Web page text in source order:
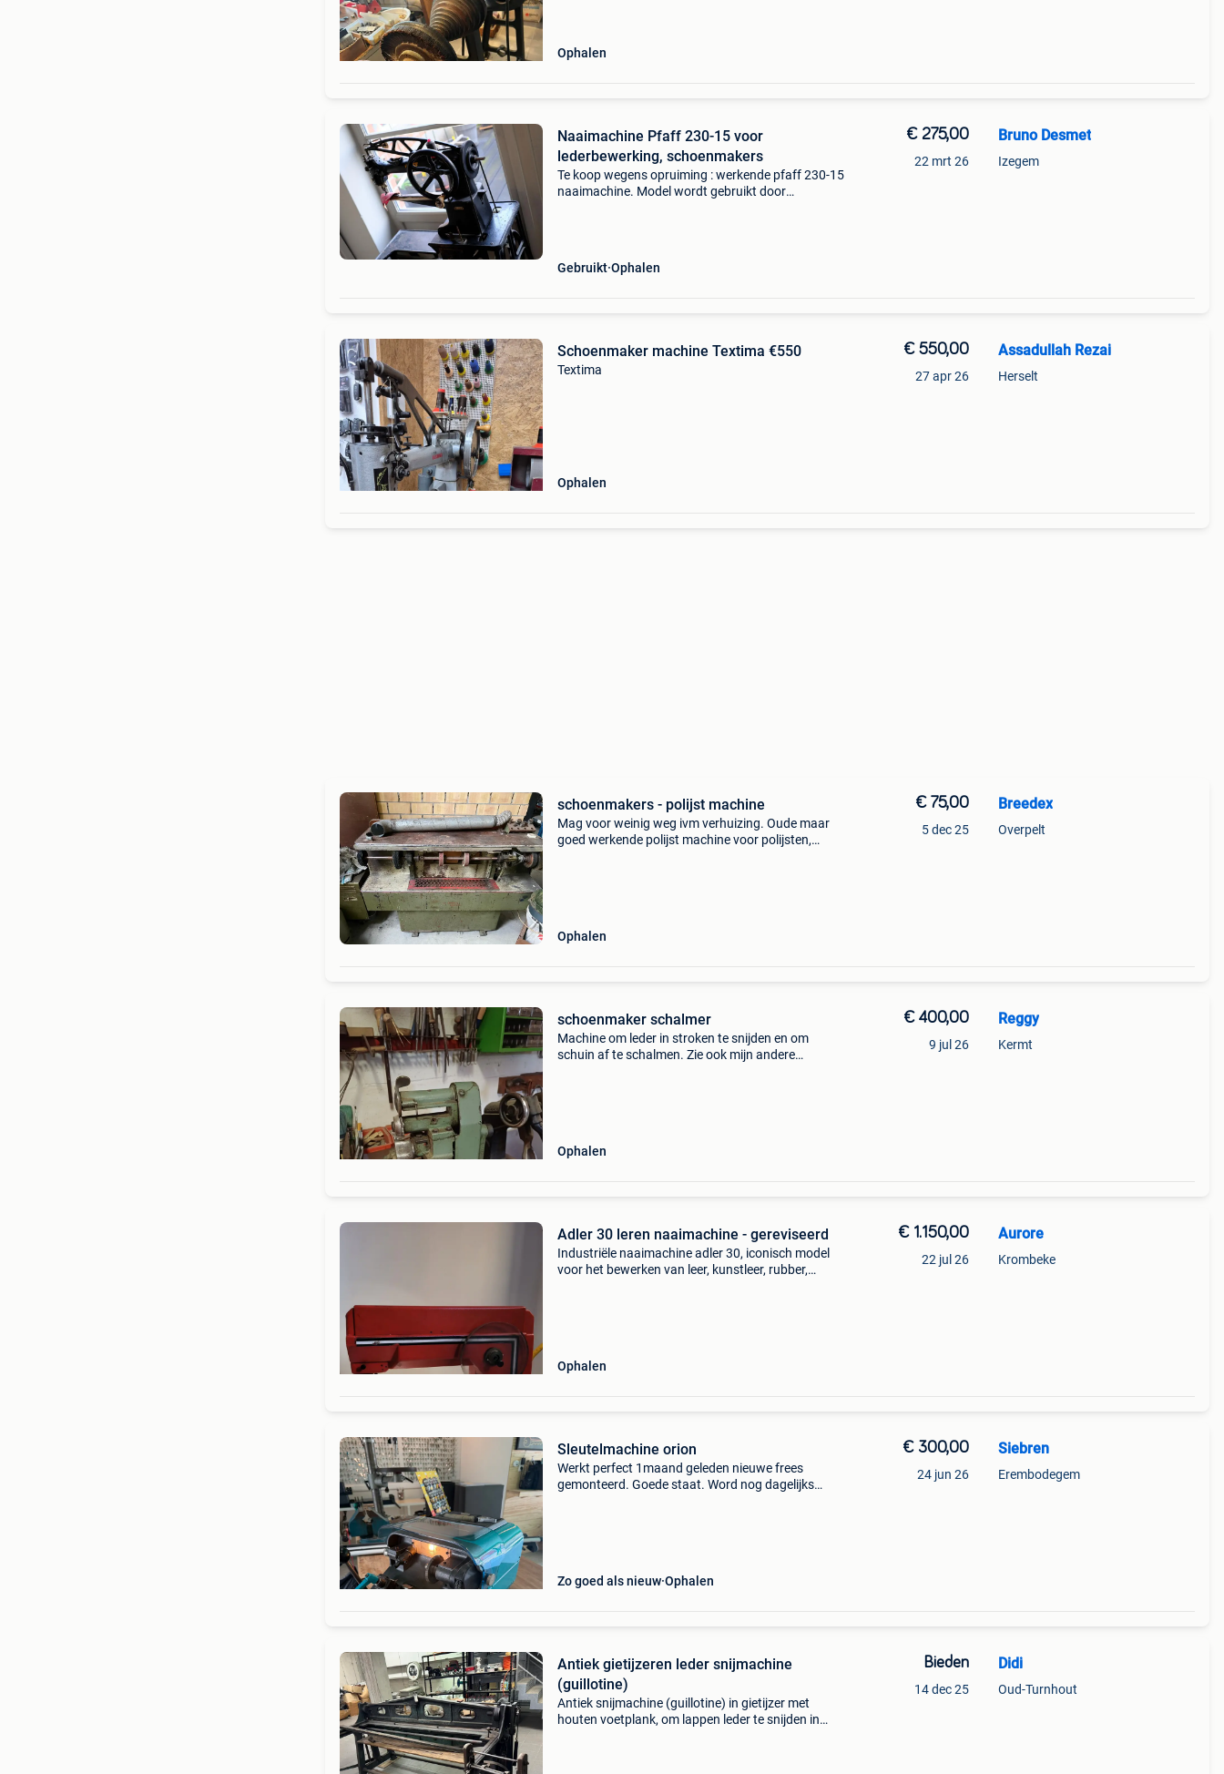
Ophalen
Naaimachine Pfaff 230-15 voor
lederbewerking, schoenmakers
Te koop wegens opruiming : werkende pfaff 230-15
naaimachine. Model wordt gebruikt door
Gebruikt Ophalen
€ 275,00
22 mrt 26
Bruno Desmet
Izegem
Schoenmaker machine Textima €550
Textima
Ophalen
€ 550,00
27 apr 26
Assadullah Rezai
Herselt
schoenmakers - polijst machine
Mag voor weinig weg ivm verhuizing. Oude maar
goed werkende polijst machine voor polijsten,
Ophalen
€ 75,00
5 dec 25
Breedex
Overpelt
schoenmaker schalmer
Machine om leder in stroken te snijden en om
schuin af te schalmen. Zie ook mijn andere
Ophalen
€ 400,00
9 jul 26
Reggy
Kermt
Adler 30 leren naaimachine - gereviseerd
Industriële naaimachine adler 30, iconisch model
voor het bewerken van leer, kunstleer, rubber,
Ophalen
€ 1.150,00
22 jul 26
Aurore
Krombeke
Sleutelmachine orion
Werkt perfect 1maand geleden nieuwe frees
gemonteerd. Goede staat. Word nog dagelijks
Zo goed als nieuw Ophalen
€ 300,00
24 jun 26
Siebren
Erembodegem
Antiek gietijzeren leder snijmachine
(guillotine)
Antiek snijmachine (guillotine) in gietijzer met
houten voetplank, om lappen leder te snijden in
Bieden
14 dec 25
Didi
Oud-Turnhout